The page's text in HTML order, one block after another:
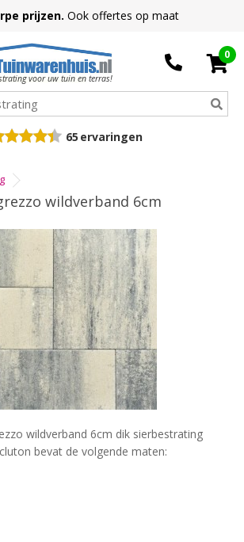
prijzen. Ook offertes op maat
voor uw tuin en terras!
0
65 ervaringen
wildverband 6cm
wildverband 6cm dik sierbestrating
bevat de volgende maten: